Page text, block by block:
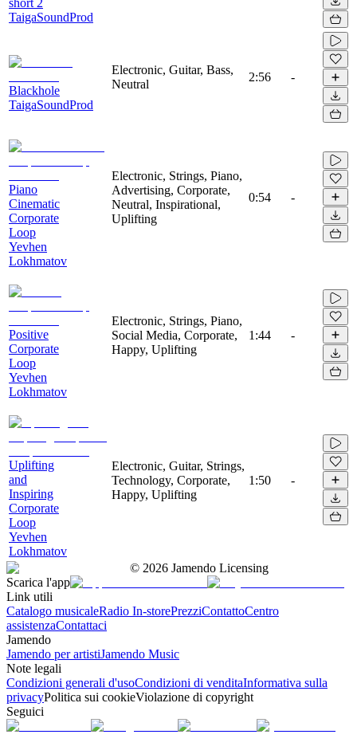
TaigaSoundProd
Blackhole
TaigaSoundProd
Electronic, Guitar, Bass,
Neutral
2:56 -
Piano
Cinematic
Corporate
Loop
Yevhen
Lokhmatov
Electronic, Strings, Piano,
Advertising, Corporate,
Neutral, Inspirational,
Uplifting
0:54 -
Positive
Corporate
Loop
Yevhen
Lokhmatov
Electronic, Strings, Piano,
Social Media, Corporate,
Happy, Uplifting
1:44 -
Uplifting
and
Inspiring
Corporate
Loop
Yevhen
Lokhmatov
Electronic, Guitar, Strings,
Technology, Corporate,
Happy, Uplifting
1:50 -
© 2026 Jamendo Licensing
Scarica l'app
Link utili
Catalogo musicaleRadio In-storePrezziContattoCentro
assistenzaContattaci
Jamendo
Jamendo per artistiJamendo Music
Note legali
Condizioni generali d'usoCondizioni di venditaInformativa sulla
privacyPolitica sui cookieViolazione di copyright
Seguici